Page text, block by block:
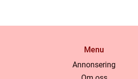
Menu
Annonsering